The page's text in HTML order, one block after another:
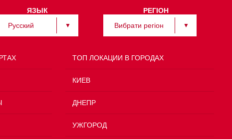
ЯЗЫК
Русский
РЕГІОН
Вибрати регіон
TOП ЛОКАЦИИ В ГОРОДАХ
КИЕВ
ДНЕПР
УЖГОРОД